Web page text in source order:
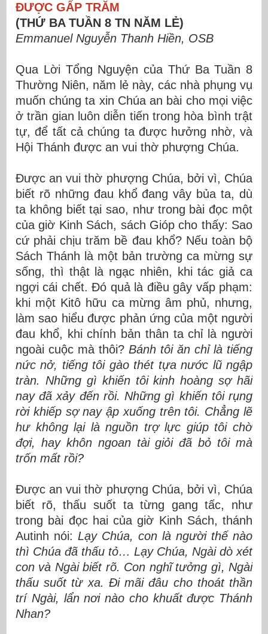
ĐƯỢC GẤP TRĂM
(THỨ BA TUẦN 8 TN NĂM LẺ)
Emmanuel Nguyễn Thanh Hiền, OSB
Qua Lời Tổng Nguyện của Thứ Ba Tuần 8
Thường Niên, năm lẻ này, các nhà phụng vụ
muốn chúng ta xin Chúa an bài cho mọi việc
ở trần gian luôn diễn tiến trong hòa bình trật
tự, để tất cả chúng ta được hưởng nhờ, và
Hội Thánh được an vui thờ phượng Chúa.
Được an vui thờ phượng Chúa, bởi vì, Chúa
biết rõ những đau khổ đang vây bủa ta, dù
ta không biết tại sao, như trong bài đọc một
của giờ Kinh Sách, sách Gióp cho thấy: Sao
cứ phải chịu trăm bề đau khổ? Nếu toàn bộ
Sách Thánh là một bản trường ca mừng sự
sống, thì thật là ngạc nhiên, khi tác giả ca
ngợi cái chết. Đó quả là điều gây vấp phạm:
khi một Kitô hữu ca mừng âm phủ, nhưng,
làm sao hiểu được phản ứng của một người
đau khổ, khi chính bản thân ta chỉ là người
ngoài cuộc mà thôi? Bánh tôi ăn chỉ là tiếng
nức nở, tiếng tôi gào thét tựa nước lũ ngập
tràn. Những gì khiến tôi kinh hoàng sợ hãi
nay đã xảy đến rồi. Những gì khiến tôi rụng
rời khiếp sợ nay ập xuống trên tôi. Chẳng lẽ
hư không lại là nguồn trợ lực giúp tôi chờ
đợi, hay khôn ngoan tài giỏi đã bỏ tôi mà
trốn mất rồi?
Được an vui thờ phượng Chúa, bởi vì, Chúa
biết rõ, thấu suốt ta từng gang tấc, như
trong bài đọc hai của giờ Kinh Sách, thánh
Autinh nói: Lạy Chúa, con là người thế nào
thì Chúa đã thấu tỏ… Lạy Chúa, Ngài dò xét
con và Ngài biết rõ. Con nghĩ tưởng gì, Ngài
thấu suốt từ xa. Đi mãi đâu cho thoát thần
trí Ngài, lẩn nơi nào cho khuất được Thánh
Nhan?